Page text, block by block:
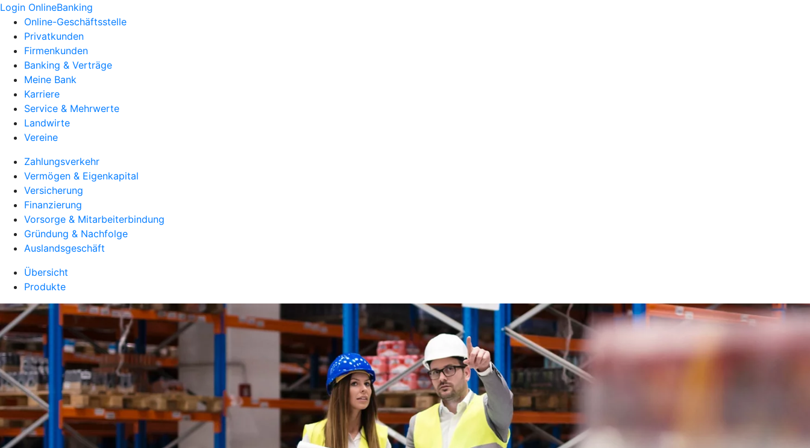
Login OnlineBanking
Online-Geschäftsstelle
Privatkunden
Firmenkunden
Banking & Verträge
Meine Bank
Karriere
Service & Mehrwerte
Landwirte
Vereine
Zahlungsverkehr
Vermögen & Eigenkapital
Versicherung
Finanzierung
Vorsorge & Mitarbeiterbindung
Gründung & Nachfolge
Auslandsgeschäft
Übersicht
Produkte